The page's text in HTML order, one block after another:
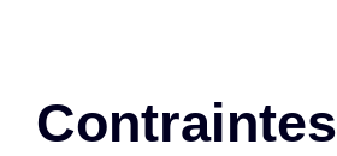
Contraintes